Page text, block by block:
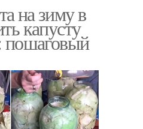
на зиму в
капусту
пошаговый